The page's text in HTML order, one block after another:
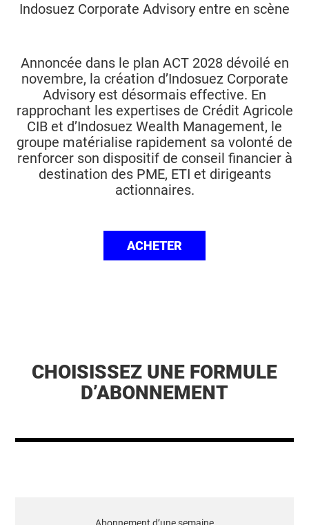
Indosuez Corporate Advisory entre en scène
Annoncée dans le plan ACT 2028 dévoilé en
novembre, la création d’Indosuez Corporate
Advisory est désormais effective. En
rapprochant les expertises de Crédit Agricole
CIB et d’Indosuez Wealth Management, le
groupe matérialise rapidement sa volonté de
renforcer son dispositif de conseil financier à
destination des PME, ETI et dirigeants
actionnaires.
ACHETER
CHOISISSEZ UNE FORMULE
D’ABONNEMENT